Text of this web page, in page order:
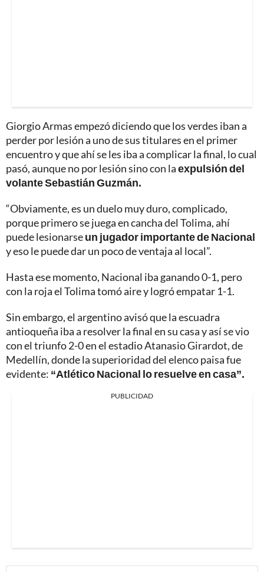
Giorgio Armas empezó diciendo que los verdes iban a
perder por lesión a uno de sus titulares en el primer
encuentro y que ahí se les iba a complicar la final, lo cual
pasó, aunque no por lesión sino con laexpulsión del
volante Sebastián Guzmán.
“Obviamente, es un duelo muy duro, complicado,
porque primero se juega en cancha del Tolima, ahí
puede lesionarseun jugador importante de Nacional
y eso le puede dar un poco de ventaja al local”.
Hasta ese momento, Nacional iba ganando 0-1, pero
con la roja el Tolima tomó aire y logró empatar 1-1.
Sin embargo, el argentino avisó que la escuadra
antioqueña iba a resolver la final en su casa y así se vio
con el triunfo 2-0 en el estadio Atanasio Girardot, de
Medellín, donde la superioridad del elenco paisa fue
evidente: “Atlético Nacional lo resuelve en casa”.
PUBLICIDAD